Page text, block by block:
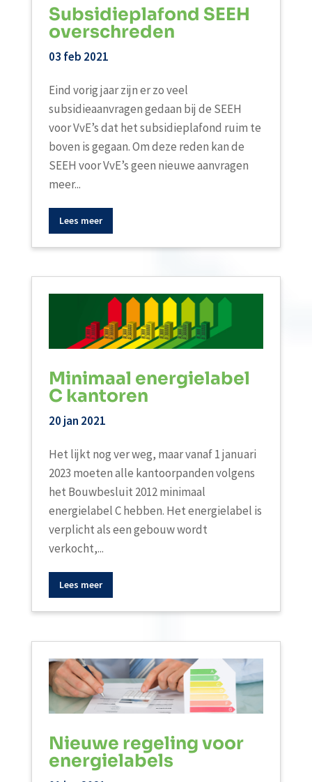
Subsidieplafond SEEH
overschreden
03 feb 2021
Eind vorig jaar zijn er zo veel
subsidieaanvragen gedaan bij de SEEH
voor VvE’s dat het subsidieplafond ruim te
boven is gegaan. Om deze reden kan de
SEEH voor VvE’s geen nieuwe aanvragen
meer...
Lees meer
Minimaal energielabel
C kantoren
20 jan 2021
Het lijkt nog ver weg, maar vanaf 1 januari
2023 moeten alle kantoorpanden volgens
het Bouwbesluit 2012 minimaal
energielabel C hebben. Het energielabel is
verplicht als een gebouw wordt
verkocht,...
Lees meer
Nieuwe regeling voor
energielabels